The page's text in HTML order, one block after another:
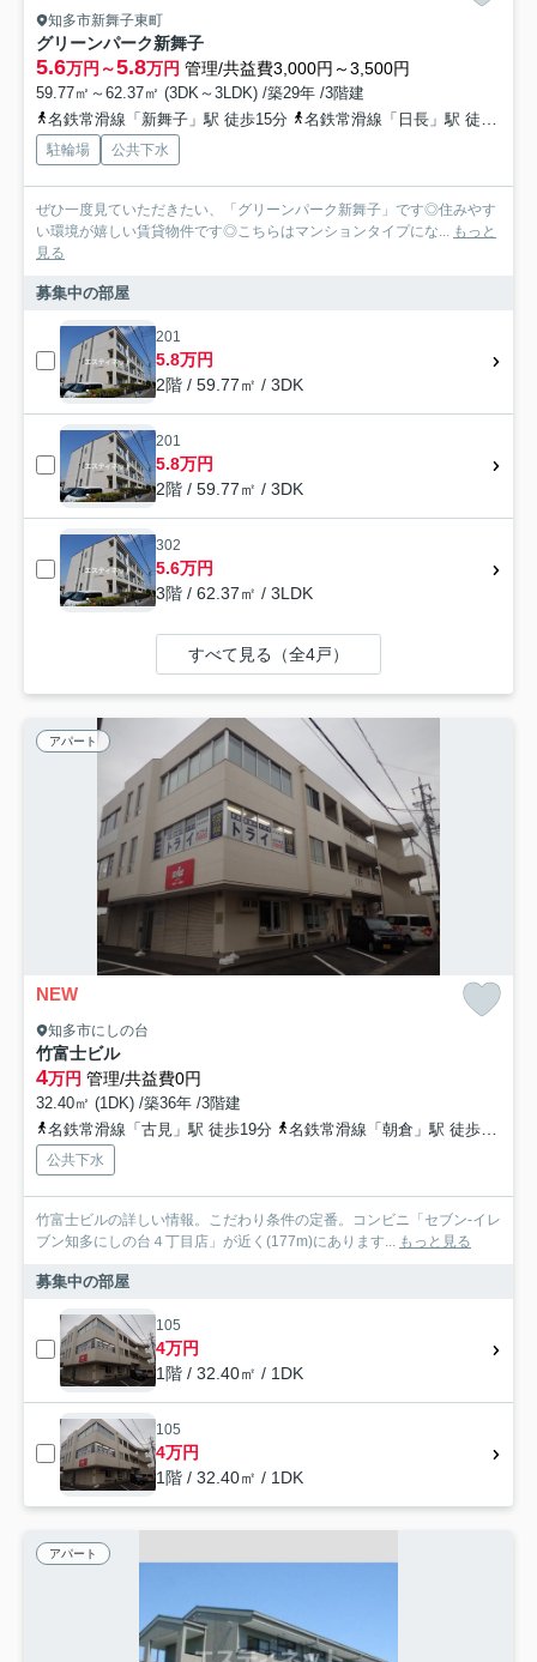
知多市新舞子東町
グリーンパーク新舞子
5.6万円～5.8万円 管理/共益費3,000円～3,500円
59.77㎡～62.37㎡ (3DK～3LDK) /築29年 /3階建
名鉄常滑線「新舞子」駅 徒歩15分
名鉄常滑線「日長」駅 徒歩15分
駐輪場 公共下水
ぜひ一度見ていただきたい、「グリーンパーク新舞子」です◎住みやす
い環境が嬉しい賃貸物件です◎こちらはマンションタイプにな... もっと
見る
募集中の部屋
201
5.8万円
2階 / 59.77㎡ / 3DK
201
5.8万円
2階 / 59.77㎡ / 3DK
302
5.6万円
3階 / 62.37㎡ / 3LDK
すべて見る（全4戸）
アパート
NEW
知多市にしの台
竹富士ビル
4万円 管理/共益費0円
32.40㎡ (1DK) /築36年 /3階建
名鉄常滑線「古見」駅 徒歩19分
名鉄常滑線「朝倉」駅 徒歩23分
公共下水
竹富士ビルの詳しい情報。こだわり条件の定番。コンビニ「セブン-イレ
ブン知多にしの台４丁目店」が近く(177m)にあります... もっと見る
募集中の部屋
105
4万円
1階 / 32.40㎡ / 1DK
105
4万円
1階 / 32.40㎡ / 1DK
アパート